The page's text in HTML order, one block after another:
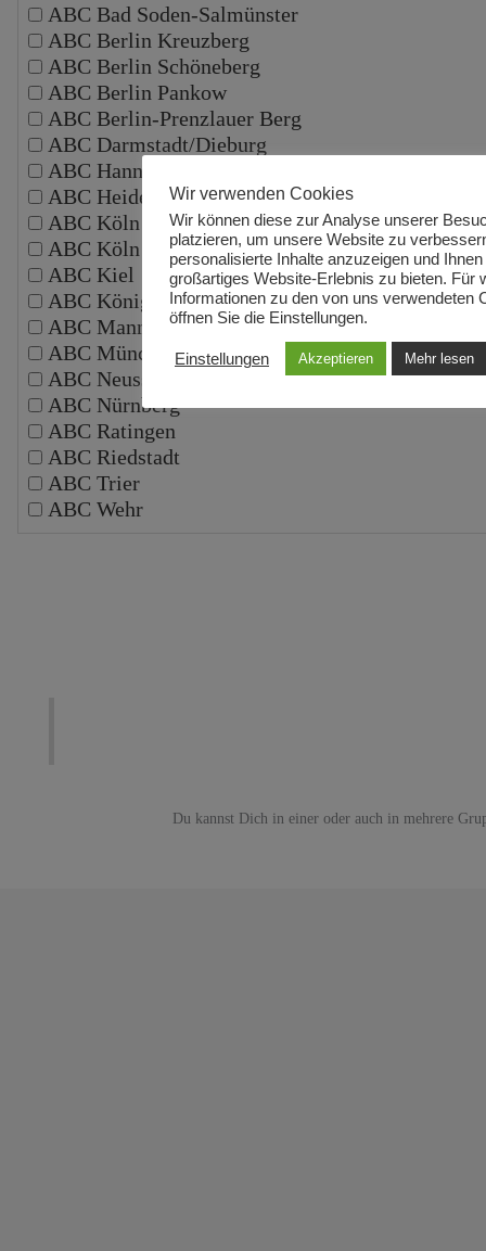
ABC Bad Soden-Salmünster
ABC Berlin Kreuzberg
ABC Berlin Schöneberg
ABC Berlin Pankow
ABC Berlin-Prenzlauer Berg
ABC Darmstadt/Dieburg
ABC Hannover
ABC Heidelberg
ABC Köln
ABC Köln Schälsick
ABC Kiel
ABC Königswinter
ABC Mannheim
ABC München
ABC Neuss
ABC Nürnberg
ABC Ratingen
ABC Riedstadt
ABC Trier
ABC Wehr
Du kannst Dich in einer oder auch in mehrere
Wir verwenden Cookies
Wir können diese zur Analyse unserer
platzieren, um unsere Website zu
personalisierte Inhalte anzuzeigen und Ihnen
großartiges Website-Erlebnis zu bieten. Für
Informationen zu den von uns verwendeten
öffnen Sie die Einstellungen.
Einstellungen Akzeptieren Mehr lesen